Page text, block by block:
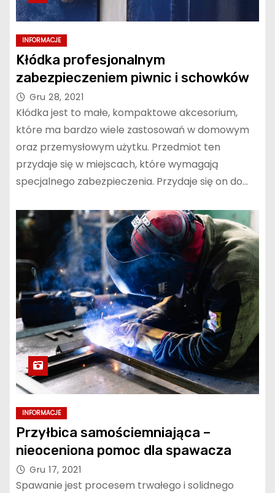
INFORMACJE
Kłódka profesjonalnym
zabezpieczeniem piwnic i schowków
Gru 28, 2021
Kłódka jest to małe, kompaktowe akcesorium,
które ma bardzo wiele zastosowań w domowym
oraz przemysłowym użytku. Przedmiot ten
przydaje się w miejscach, które wymagają
specjalnego zabezpieczenia. Przydaje się on do…
INFORMACJE
Przyłbica samościemniająca –
nieoceniona pomoc dla spawacza
Gru 17, 2021
Spawanie jest procesem trwałego i solidnego